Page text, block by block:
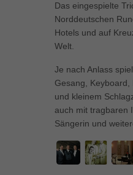
Das eingespielte
Norddeutschen
Hotels und auf
Welt.
Je nach Anlass
Gesang,
und kleinem
auch mit tragbaren
Sängerin und
können Ihre Einwilligung zu
weitere Informationen
Cookies auswählen.
Datenschutzeinstellungen
Essenziell (1)
Essenzielle Cookies ermöglichen
die einwandfreie Funktion der
Cookie-